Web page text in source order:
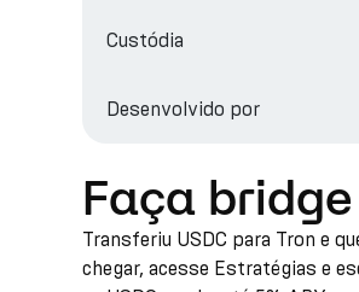
Custódia
Desenvolvido por
Faça
Transferiu USDC para Tron e
chegar, acesse Estratégias e